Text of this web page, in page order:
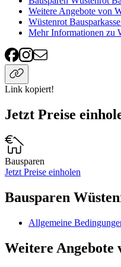
Weitere Angebote von
Wüstenrot
Mehr Informationen zu
Link kopiert!
Jetzt Preise
Bausparen
Jetzt Preise einholen
Bausparen
Allgemeine
Weitere Angebote